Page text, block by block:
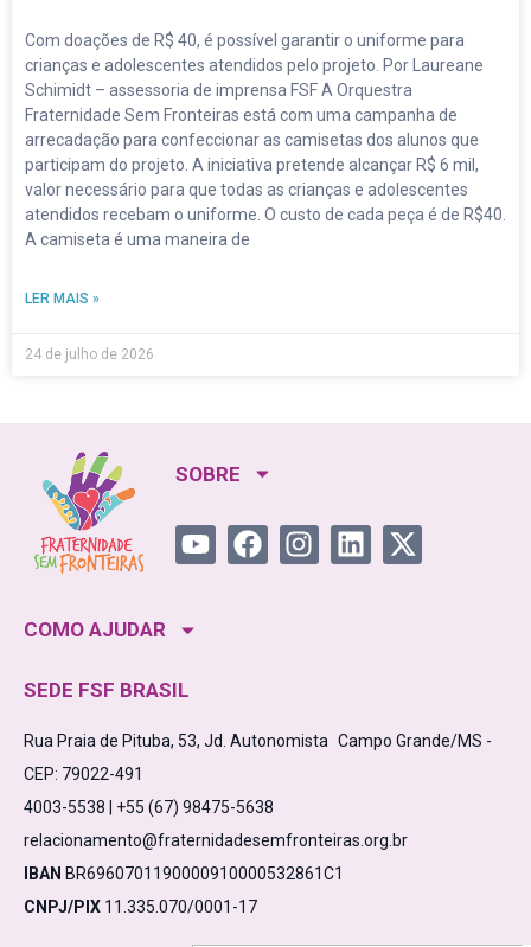
Com doações de R$ 40, é possível garantir o uniforme para
crianças e adolescentes atendidos pelo projeto. Por Laureane
Schimidt – assessoria de imprensa FSF A Orquestra
Fraternidade Sem Fronteiras está com uma campanha de
arrecadação para confeccionar as camisetas dos alunos que
participam do projeto. A iniciativa pretende alcançar R$ 6 mil,
valor necessário para que todas as crianças e adolescentes
atendidos recebam o uniforme. O custo de cada peça é de R$40.
A camiseta é uma maneira de
LER MAIS »
24 de julho de 2026
SOBRE
COMO AJUDAR
SEDE FSF BRASIL
Rua Praia de Pituba, 53, Jd. Autonomista Campo Grande/MS -
CEP: 79022-491
4003-5538 | +55 (67) 98475-5638
relacionamento@fraternidadesemfronteiras.org.br
IBAN BR6960701190000910000532861C1
CNPJ/PIX 11.335.070/0001-17